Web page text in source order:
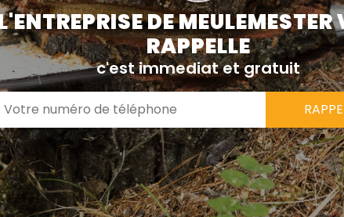
DE MEULEMESTER
RAPPELLE
c'est immediat et gratuit